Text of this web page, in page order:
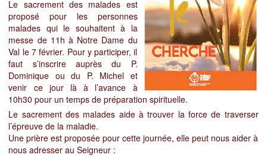
Le sacrement des malades est
proposé pour les personnes
malades qui le souhaitent à la
messe de 11h à Notre Dame du
Val le 7 février. Pour y participer, il
faut s’inscrire auprès du P.
Dominique ou du P. Michel et
venir ce jour là à l’avance à
10h30 pour un temps de préparation spirituelle.
Le sacrement des malades aide à trouver la force de traverser
l’épreuve de la maladie.
Une prière est proposée pour cette journée, elle peut nous aider à
nous adresser au Seigneur :